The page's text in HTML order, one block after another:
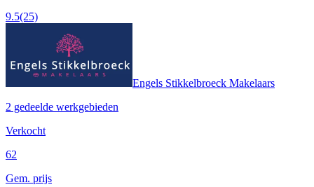
9.5(25)
Engels Stikkelbroeck Makelaars
2 gedeelde werkgebieden
Verkocht
62
Gem. prijs